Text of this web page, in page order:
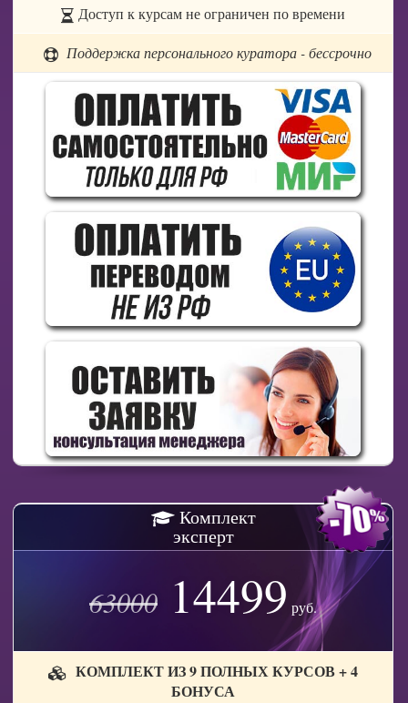
Доступ к курсам не ограничен по времени
Поддержка персонального куратора - бессрочно
Комплект
эксперт
63000 14499 руб.
КОМПЛЕКТ ИЗ 9 ПОЛНЫХ КУРСОВ + 4
БОНУСА